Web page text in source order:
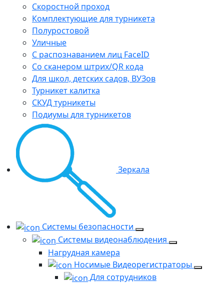
Скоростной проход
Комплектующие для турникета
Полуростовой
Уличные
С распознаванием лиц FaceID
Со сканером штрих/QR кода
Для школ, детских садов, ВУЗов
Турникет калитка
СКУД турникеты
Подиумы для турникетов
Зеркала
Системы безопасности
Системы видеонаблюдения
Нагрудная камера
Носимые Видеорегистраторы
Для сотрудников